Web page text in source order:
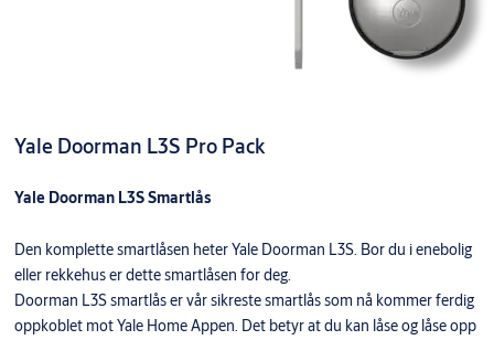
Yale Doorman L3S Pro Pack
Yale Doorman L3S Smartlås
Den komplette smartlåsen heter Yale Doorman L3S. Bor du i enebolig
eller rekkehus er dette smartlåsen for deg.
Doorman L3S smartlås er vår sikreste smartlås som nå kommer ferdig
oppkoblet mot Yale Home Appen. Det betyr at du kan låse og låse opp